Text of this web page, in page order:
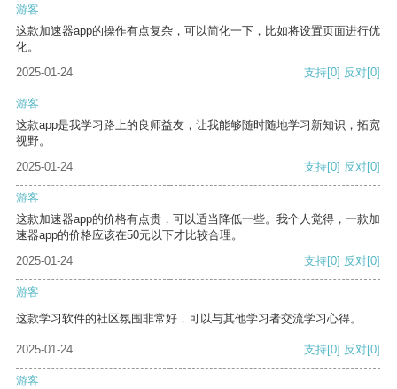
游客
这款加速器app的操作有点复杂，可以简化一下，比如将设置页面进行优
化。
2025-01-24
支持[0] 反对[0]
游客
这款app是我学习路上的良师益友，让我能够随时随地学习新知识，拓宽
视野。
2025-01-24
支持[0] 反对[0]
游客
这款加速器app的价格有点贵，可以适当降低一些。我个人觉得，一款加
速器app的价格应该在50元以下才比较合理。
2025-01-24
支持[0] 反对[0]
游客
这款学习软件的社区氛围非常好，可以与其他学习者交流学习心得。
2025-01-24 支持[0] 反对[0]
游客